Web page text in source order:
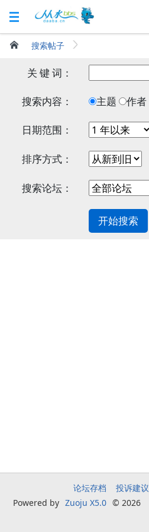
搜索帖子
关 键 词：
搜索内容： 主题 作者
日期范围：
排序方式：
搜索论坛：
论坛存档 投诉建议
Powered by Zuoju X5.0 © 2026